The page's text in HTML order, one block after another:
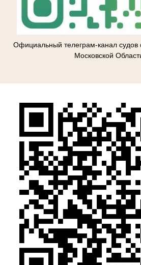
Официальный телеграм-канал
Московской